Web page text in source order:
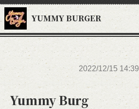
YUMMY BURGER
2022/12/15 14:39
Yummy Burg